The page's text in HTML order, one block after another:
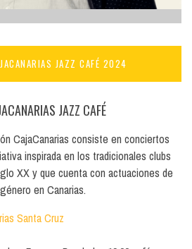
JAZZ CAFÉ 2024
JAZZ CAFÉ
CajaCanarias consiste en conciertos
inspirada en los tradicionales clubs
XX y que cuenta con actuaciones de
en Canarias.
Santa Cruz